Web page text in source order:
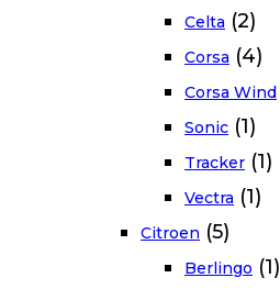
Celta (2)
Corsa (4)
Corsa Wind
Sonic (1)
Tracker (1)
Vectra (1)
Citroen (5)
Berlingo (1)